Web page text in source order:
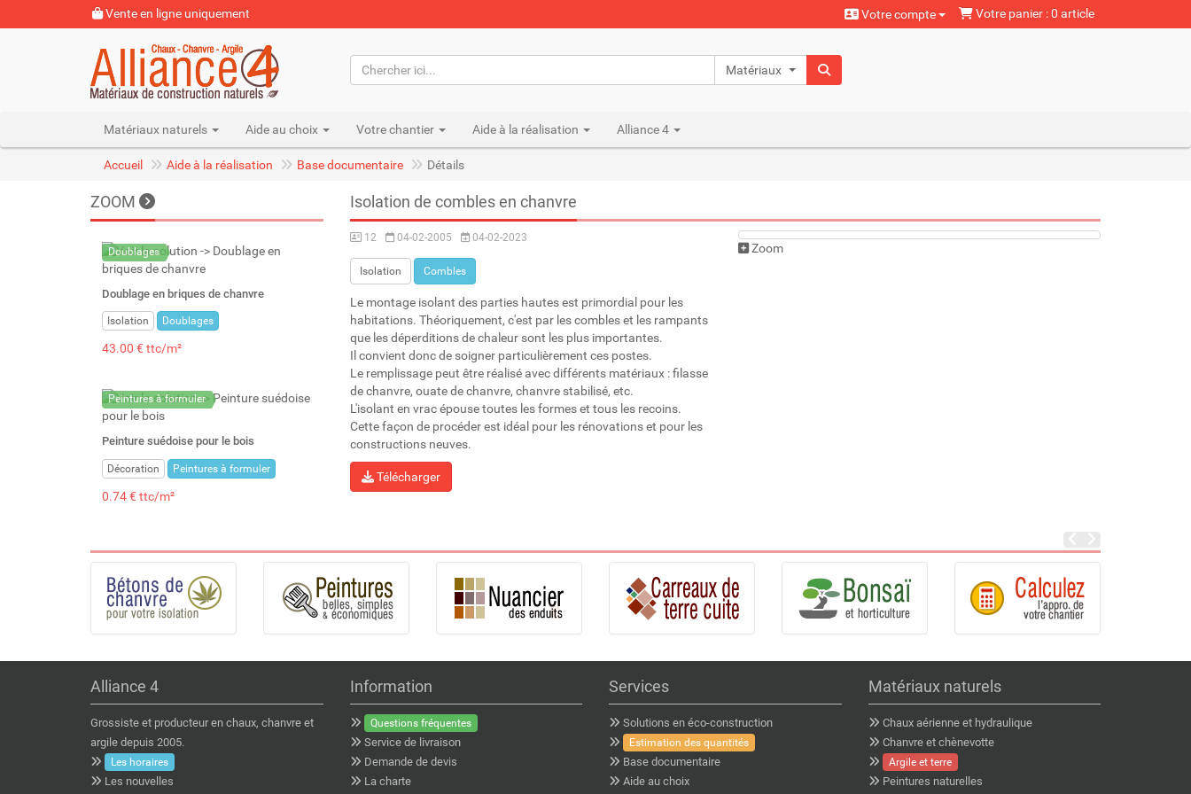
Vente en ligne uniquement Votre compte Votre panier : 0 article
Matériaux naturels
Matériaux naturels Aide au choix Votre chantier Aide à la réalisation Alliance 4
Accueil Aide à la réalisation Base documentaire Détails
ZOOM
Doublages
Doublage en briques de chanvre
Isolation Doublages
43.00 € ttc/m²
Peintures à formuler
Peinture suédoise pour le bois
Décoration Peintures à formuler
0.74 € ttc/m²
Isolation de combles en chanvre
12 04-02-2005 04-02-2023
Isolation Combles
Le montage isolant des parties hautes est primordial pour les
habitations. Théoriquement, c'est par les combles et les rampants
que les déperditions de chaleur sont les plus importantes.
Il convient donc de soigner particulièrement ces postes.
Le remplissage peut être réalisé avec différents matériaux : filasse
de chanvre, ouate de chanvre, chanvre stabilisé, etc.
L'isolant en vrac épouse toutes les formes et tous les recoins.
Cette façon de procéder est idéal pour les rénovations et pour les
constructions neuves.
Télécharger
Zoom
Alliance 4
Grossiste et producteur en chaux, chanvre et
argile depuis 2005.
Les horaires
Les nouvelles
Information
Questions fréquentes
Service de livraison
Demande de devis
La charte
Services
Solutions en éco-construction
Estimation des quantités
Base documentaire
Aide au choix
Matériaux naturels
Chaux aérienne et hydraulique
Chanvre et chènevotte
Argile et terre
Peintures naturelles